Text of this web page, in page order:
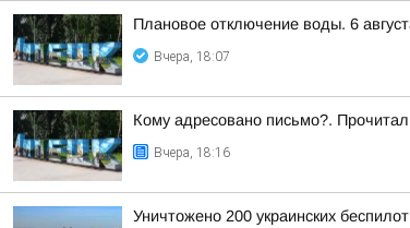
Плановое отключение воды. 6
Вчера, 18:07
Кому адресовано письмо?. Прочитал
Вчера, 18:16
Уничтожено 200 украинских